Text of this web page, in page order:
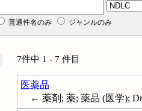
普通件名のみ ジャンルのみ
7件中 1 - 7 件目
医薬品
← 薬剤; 薬; 薬品 (医学);